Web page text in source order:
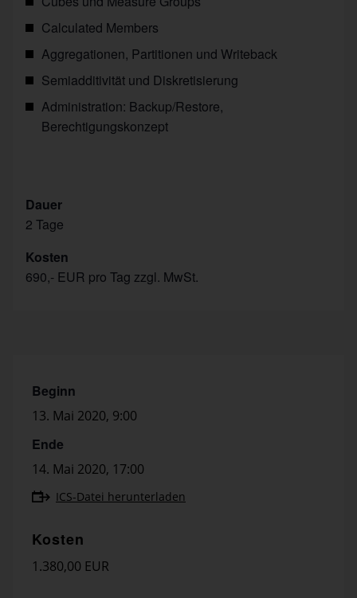
Calculated Members
Aggregationen, Partitionen und Writeback
Semiadditivität und Diskretisierung
Administration: Backup/Restore,
Berechtigungskonzept
Dauer
2 Tage
Kosten
690,- EUR pro Tag zzgl. MwSt.
Beginn
13. Mai 2020, 9:00
Ende
14. Mai 2020, 17:00
ICS-Datei herunterladen
Kosten
1.380,00 EUR